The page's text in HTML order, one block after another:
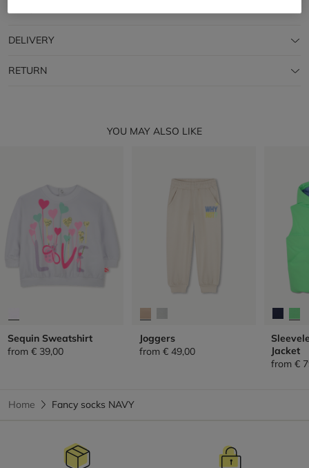
DELIVERY
RETURN
YOU MAY ALSO LIKE
Sequin Sweatshirt
from € 39,00
Joggers
from € 49,00
Jacket
from€
Home Fancy socks NAVY